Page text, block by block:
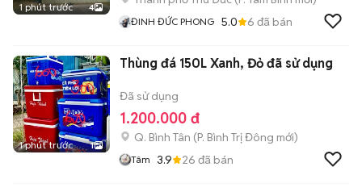
1 phút trước 4
ĐINH ĐỨC PHONG 5.0 6 đã bán
1 phút trước 1
Thùng đá 150L Xanh, Đỏ đã sử dụng
Đã sử dụng
1.200.000 đ
Q. Bình Tân (P. Bình Trị Đông mới)
Tâm 3.9 26 đã bán